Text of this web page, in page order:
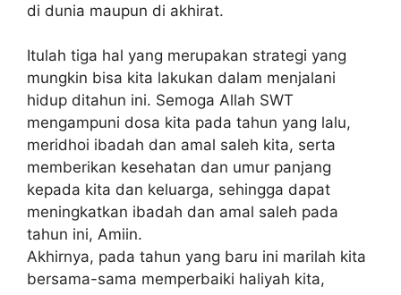
di dunia maupun di akhirat.
Itulah tiga hal yang merupakan strategi yang
mungkin bisa kita lakukan dalam menjalani
hidup ditahun ini. Semoga Allah SWT
mengampuni dosa kita pada tahun yang lalu,
meridhoi ibadah dan amal saleh kita, serta
memberikan kesehatan dan umur panjang
kepada kita dan keluarga, sehingga dapat
meningkatkan ibadah dan amal saleh pada
tahun ini, Amiin.
Akhirnya, pada tahun yang baru ini marilah kita
bersama-sama memperbaiki haliyah kita,